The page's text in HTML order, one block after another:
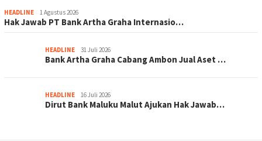
HEADLINE 1 Agustus 2026
Hak Jawab PT Bank Artha Graha Internasio…
HEADLINE 31 Juli 2026
Bank Artha Graha Cabang Ambon Jual Aset …
HEADLINE 16 Juli 2026
Dirut Bank Maluku Malut Ajukan Hak Jawab…